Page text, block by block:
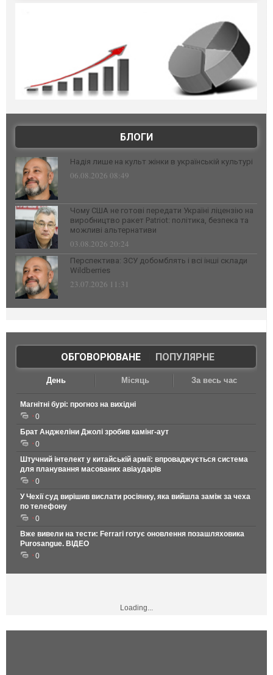
БЛОГИ
Надія лише на культ жінки в українській культурі
06.08.2026 08:49
Чому США не готові передати Україні ліцензію на
виробництво ракет Patriot: політика, безпека та
можливі альтернативи
03.08.2026 20:24
Перспектива: ЗСУ добомблять і всі інші склади
Wildberries
23.07.2026 11:31
ОБГОВОРЮВАНЕ| ПОПУЛЯРНЕ
День Місяць За весь час
Магнітні бурі: прогноз на вихідні
0
Брат Анджеліни Джолі зробив камінг-аут
0
Штучний інтелект у китайській армії: впроваджується система
для планування масованих авіаударів
0
У Чехії суд вирішив вислати росіянку, яка вийшла заміж за чеха
по телефону
0
Вже вивели на тести: Ferrari готує оновлення позашляховика
Purosangue. ВІДЕО
0
Loading...